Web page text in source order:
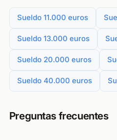
Sueldo 11.000 euros
Sueldo 13.000 euros
Sueldo 20.000 euros
Sueldo 40.000 euros
Preguntas frecuentes